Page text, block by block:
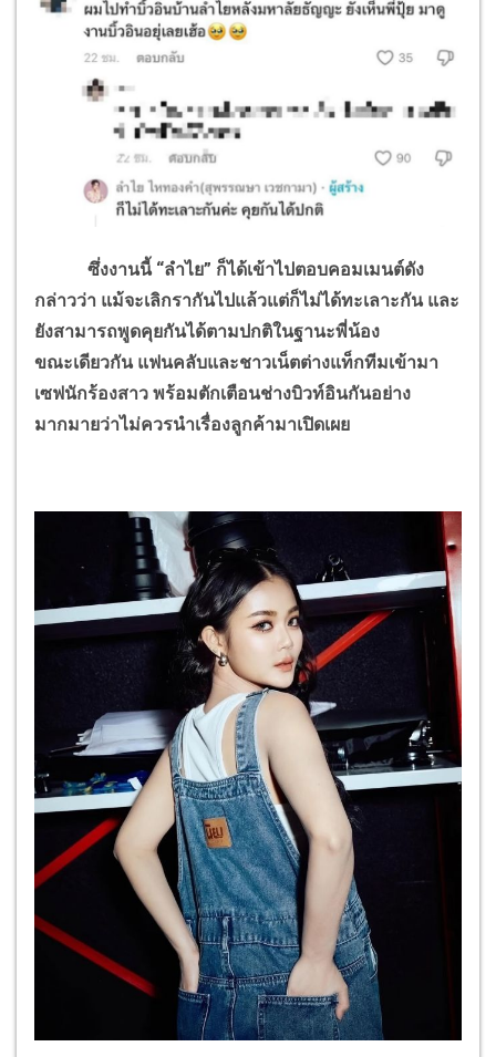
ซึ่งงานนี้ “ลำไย” ก็ได้เข้าไปตอบคอมเมนต์ดัง
กล่าวว่า แม้จะเลิกรากันไปแล้วแต่ก็ไม่ได้ทะเลาะกัน และ
ยังสามารถพูดคุยกันได้ตามปกติในฐานะพี่น้อง
ขณะเดียวกัน แฟนคลับและชาวเน็ตต่างแท็กทีมเข้ามา
เซฟนักร้องสาว พร้อมตักเตือนช่างบิวท์อินกันอย่าง
มากมายว่าไม่ควรนำเรื่องลูกค้ามาเปิดเผย